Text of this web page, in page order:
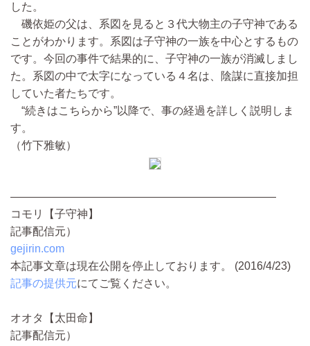
した。
磯依姫の父は、系図を見ると３代大物主の子守神である
ことがわかります。系図は子守神の一族を中心とするもの
です。今回の事件で結果的に、子守神の一族が消滅しまし
た。系図の中で太字になっている４名は、陰謀に直接加担
していた者たちです。
“続きはこちらから”以降で、事の経過を詳しく説明しま
す。
（竹下雅敏）
――――――――――――――――――――――――
コモリ【子守神】
記事配信元）
gejirin.com
本記事文章は現在公開を停止しております。 (2016/4/23)
記事の提供元にてご覧ください。
オオタ【太田命】
記事配信元）